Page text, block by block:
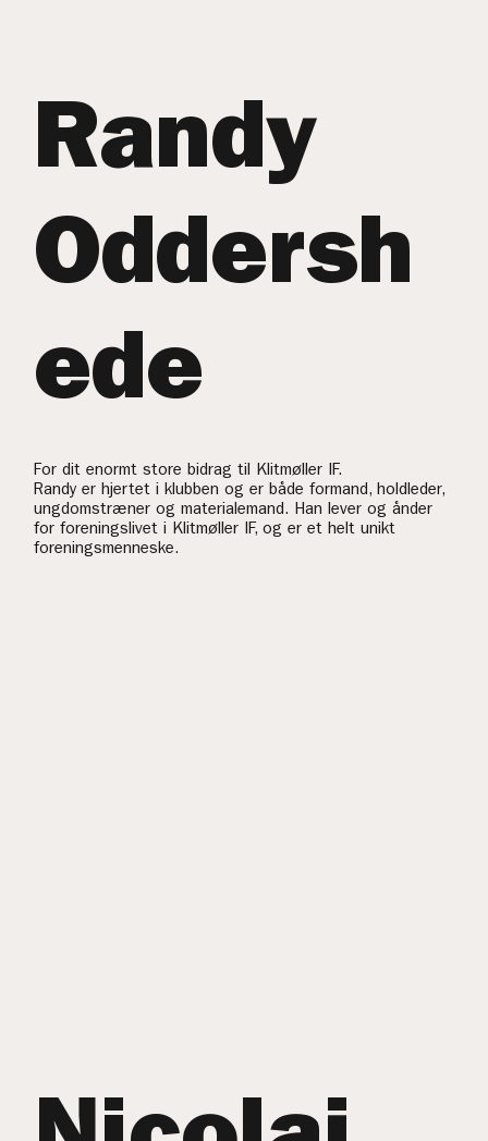
Randy
Oddersh
ede
For dit enormt store bidrag til Klitmøller IF.
Randy er hjertet i klubben og er både formand, holdleder,
ungdomstræner og materialemand. Han lever og ånder
for foreningslivet i Klitmøller IF, og er et helt unikt
foreningsmenneske.